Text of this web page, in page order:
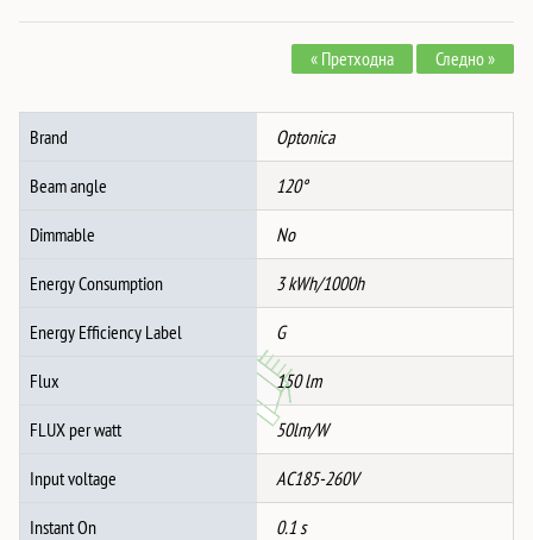
260V
4500K
количина
« Претходна Следно »
Brand Optonica
Beam angle 120°
Dimmable No
Energy Consumption 3 kWh/1000h
Energy Efficiency Label G
Flux 150 lm
FLUX per watt 50lm/W
Input voltage AC185-260V
Instant On 0.1 s